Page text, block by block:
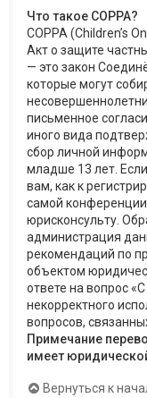
Что такое COPPA?
COPPA (Children’s
Акт о защите
— это закон
которые могут
письменное
иного вида
сбор личной
младше 13 лет.
вам, как к
самой
юрисконсульту.
администрация
рекомендаций по
объектом
ответе на вопрос
некорректного
вопросов,
Примечание
имеет
Вернуться к